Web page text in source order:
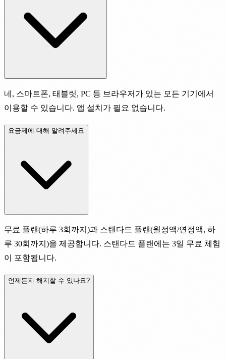
네, 스마트폰, 태블릿, PC 등 브라우저가 있는 모든 기기에서
이용할 수 있습니다. 앱 설치가 필요 없습니다.
요금제에 대해 알려주세요
무료 플랜(하루 3회까지)과 스탠다드 플랜(월정액/연정액, 하
루 30회까지)을 제공합니다. 스탠다드 플랜에는 3일 무료 체험
이 포함됩니다.
언제든지 해지할 수 있나요?